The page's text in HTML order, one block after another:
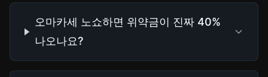
오마카세 노쇼하면 위약금이 진짜 40%
나오나요?